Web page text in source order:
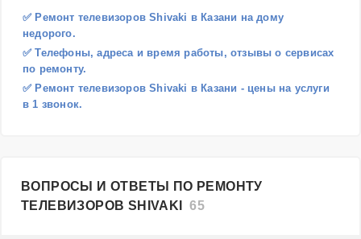
✅ Ремонт телевизоров Shivaki в Казани на дому
недорого.
✅ Телефоны, адреса и время работы, отзывы о сервисах
по ремонту.
✅ Ремонт телевизоров Shivaki в Казани - цены на услуги
в 1 звонок.
ВОПРОСЫ И ОТВЕТЫ ПО РЕМОНТУ
ТЕЛЕВИЗОРОВ SHIVAKI65